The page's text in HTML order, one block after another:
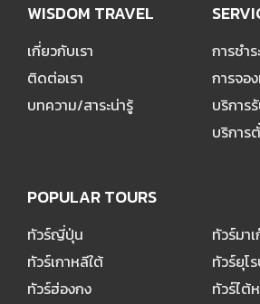
WISDOM TRAVEL
เกี่ยวกับเรา
ติดต่อเรา
บทความ/สาระน่ารู้
การชำร
การจอ
บริการ
บริการ
POPULAR TOURS
ทัวร์ญี่ปุ่น
ทัวร์เกาหลีใต้
ทัวร์ฮ่องกง
ทัวร์มาเ
ทัวร์ยุโ
ทัวร์ไต้